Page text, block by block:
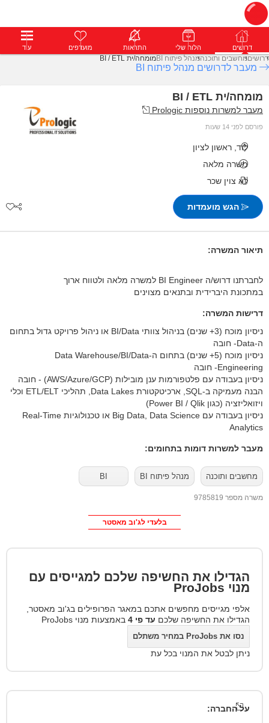
דרושים פרופילים הודעות פרימיום דרושים הלוח שלי התראות מועדפים עוד
דרושיםמחשבים ותוכנהמנהל פיתוח BI מומחה/ית BI / ETL
מעבר לדרושים מנהל פיתוח BI
מומחה/ית BI / ETL
מעבר למשרות נוספות Prologic
פורסם לפני 14 שעות
לוד, ראשון לציון
משרה מלאה
לא צוין שכר
הגש מועמדות
תיאור המשרה:
לחברתנו דרוש/ה BI Engineer למשרה מלאה ולטווח ארוך
במתכונת היברידית ובתנאים מצוינים
דרישות המשרה:
ניסיון מוכח (3+ שנים) בניהול צוותי BI/Data או ניהול פרויקט גדול בתחום
ה-Data- חובה
ניסיון מוכח (5+ שנים) בתחום ה-Data Warehouse/BI/Data
Engineering- חובה
ניסיון בעבודה עם פלטפורמות ענן מובילות (AWS/Azure/GCP) - חובה
הבנה מעמיקה ב-SQL, ארכיטקטורת Data Lakes, תהליכי ETL/ELT וכלי
ויזואליזציה (כגון Power BI / Qlik)
ניסיון בעבודה עם Big Data, Data Science או טכנולוגיות Real-Time
Analytics
מעבר למשרות דומות בתחומים:
מחשבים ותוכנה מנהל פיתוח BI BI
משרה מספר 9785819
בלעדי לג'וב מאסטר
הגדילו את החשיפה שלכם למגייסים עם
מנוי ProJobs
אלפי מגייסים מחפשים אתכם במאגר הפרופילים בג'וב מאסטר,
הגדילו את החשיפה שלכם עד פי 4 באמצעות מנוי ProJobs
נסו את ProJobs במחיר משתלם
ניתן לבטל את המנוי בכל עת
על החברה: